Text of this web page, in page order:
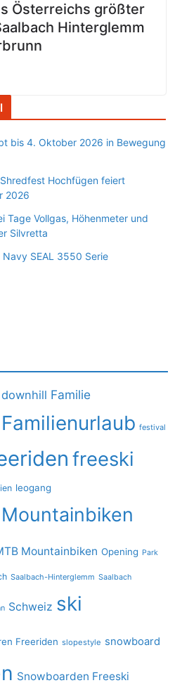
Österreichs größter
Hinterglemm
bis 4. Oktober 2026 in Bewegung
Hochfügen feiert
2026
Tage Vollgas, Höhenmeter und
Silvretta
SEAL 3550 Serie
downhill Familie
Familienurlaub festival
freeski
leogang
Mountainbiken
Mountainbiken Opening Park
Saalbach-Hinterglemm Saalbach
Schweiz ski
Freeriden slopestyle snowboard
Snowboarden Freeski